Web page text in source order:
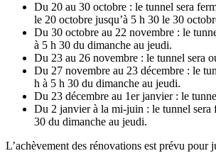
Du 20 au 30 octobre : le tunnel sera
le 20 octobre jusqu’à 5 h 30 le 30
Du 30 octobre au 22 novembre : le
à 5 h 30 du dimanche au jeudi.
Du 23 au 26 novembre : le tunnel sera
Du 27 novembre au 23 décembre : le
h à 5 h 30 du dimanche au jeudi.
Du 23 décembre au 1er janvier : le
Du 2 janvier à la mi-juin : le tunnel sera
30 du dimanche au jeudi.
L’achèvement des rénovations est prévu pour